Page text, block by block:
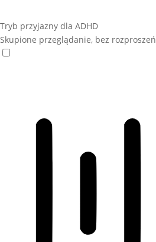
Tryb przyjazny dla ADHD
Skupione przeglądanie, bez rozproszeń